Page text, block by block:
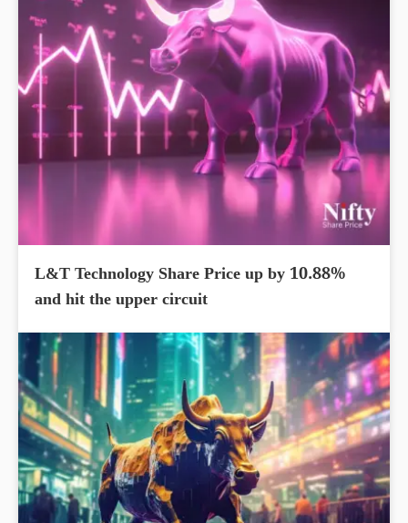
L&T Technology Share Price up by 10.88%
and hit the upper circuit